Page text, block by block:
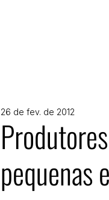
pequenas
26 de fev. de 2012